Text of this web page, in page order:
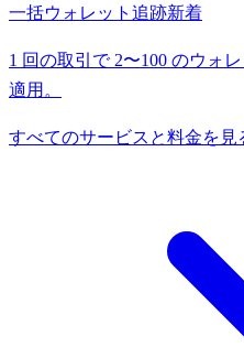
一括ウォレット追跡新着
1 回の取引で 2〜100 のウォ
適用。
すべてのサービスと料金を見